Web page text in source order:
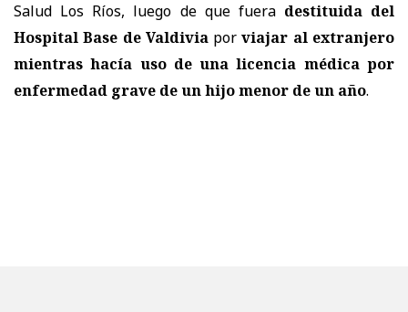
Salud Los Ríos, luego de que fuera destituida del
Hospital Base de Valdiviaporviajar al extranjero
mientras hacía uso de una licencia médica por
enfermedad grave de un hijo menor de un año.